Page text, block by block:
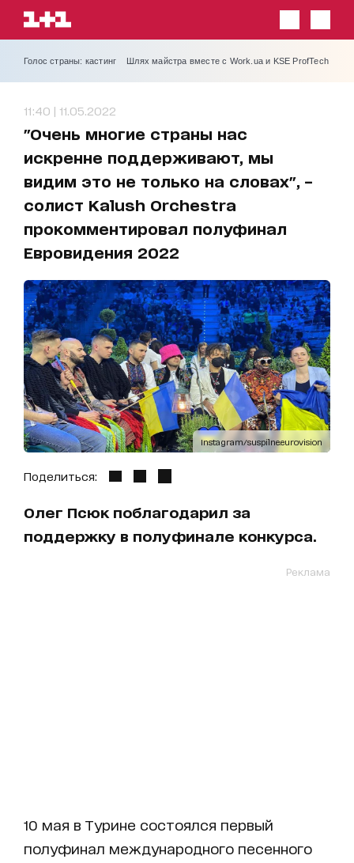
Голос страны: кастинг Шлях майстра вместе с Work.ua и KSE ProfTech
11:40 | 11.05.2022
"Очень многие страны нас
искренне поддерживают, мы
видим это не только на словах", –
солист Kalush Orchestra
прокомментировал полуфинал
Евровидения 2022
Instagram/suspilne.eurovision
Поделиться:
Олег Псюк поблагодарил за
поддержку в полуфинале конкурса.
Реклама
10 мая в Турине состоялся первый
полуфинал международного песенного